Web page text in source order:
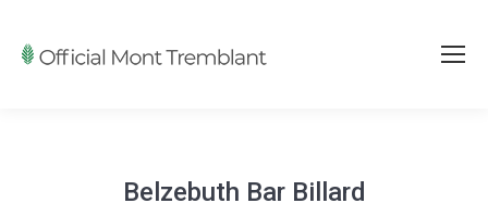
Belzebuth Bar Billard